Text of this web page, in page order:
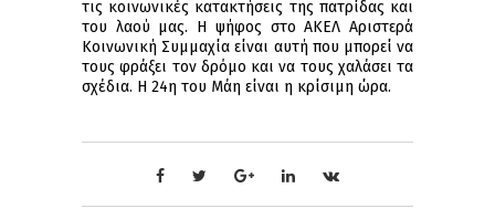
τις κοινωνικές κατακτήσεις της πατρίδας και
του λαού μας. Η ψήφος στο ΑΚΕΛ Αριστερά
Κοινωνική Συμμαχία είναι αυτή που μπορεί να
τους φράξει τον δρόμο και να τους χαλάσει τα
σχέδια. Η 24η του Μάη είναι η κρίσιμη ώρα.